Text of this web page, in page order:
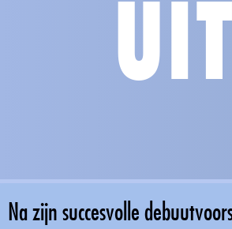
Na zijn succesvolle